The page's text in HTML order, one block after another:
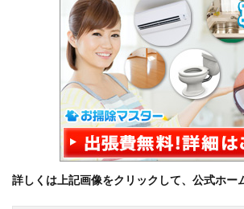
詳しくは上記画像をクリックして、公式ホー